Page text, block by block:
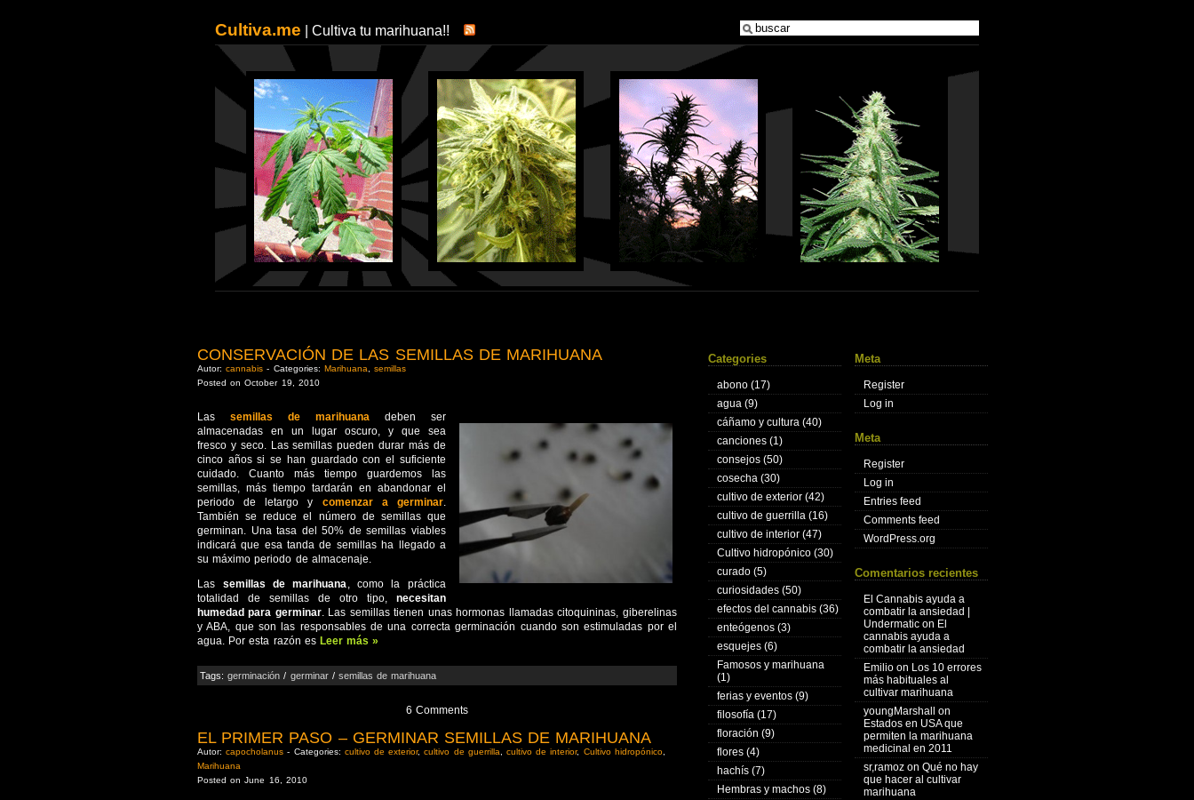
Cultiva.me | Cultiva tu marihuana!!
CONSERVACIÓN DE LAS SEMILLAS DE MARIHUANA
Autor:cannabis - Categories: Marihuana ,semillas
Posted on October 19, 2010
Las semillas de marihuana deben ser
almacenadas en un lugar oscuro, y que sea
fresco y seco. Las semillas pueden durar más de
cinco años si se han guardado con el suficiente
cuidado. Cuanto más tiempo guardemos las
semillas, más tiempo tardarán en abandonar el
periodo de letargo y comenzar a germinar.
También se reduce el número de semillas que
germinan. Una tasa del 50% de semillas viables
indicará que esa tanda de semillas ha llegado a
su máximo periodo de almacenaje.
Las semillas de marihuana, como la práctica
totalidad de semillas de otro tipo, necesitan
humedad para germinar. Las semillas tienen unas hormonas llamadas citoquininas, giberelinas
y ABA, que son las responsables de una correcta germinación cuando son estimuladas por el
agua. Por esta razón es Leer más »
Tags:germinación / germinar/semillas de marihuana
6 Comments
EL PRIMER PASO – GERMINAR SEMILLAS DE MARIHUANA
Autor:capocholanus - Categories: cultivo de exterior,cultivo de guerrilla ,cultivo de interior, Cultivo hidropónico,
Marihuana
Posted on June 16, 2010
Categories
abono (17)
agua (9)
cáñamo y cultura (40)
canciones (1)
consejos (50)
cosecha (30)
cultivo de exterior (42)
cultivo de guerrilla (16)
cultivo de interior (47)
Cultivo hidropónico (30)
curado (5)
curiosidades (50)
efectos del cannabis (36)
enteógenos (3)
esquejes (6)
Famosos y marihuana
(1)
ferias y eventos (9)
filosofía (17)
floración (9)
flores (4)
hachís (7)
Hembras y machos (8)
Meta
Register
Log in
Meta
Register
Log in
Entries feed
Comments feed
WordPress.org
Comentarios recientes
El Cannabis ayuda a
combatir la ansiedad |
Undermatic on El
cannabis ayuda a
combatir la ansiedad
Emilio on Los 10 errores
más habituales al
cultivar marihuana
youngMarshall on
Estados en USA que
permiten la marihuana
medicinal en 2011
sr,ramoz on Qué no hay
que hacer al cultivar
marihuana